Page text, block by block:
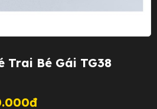
Trai Bé Gái TG38